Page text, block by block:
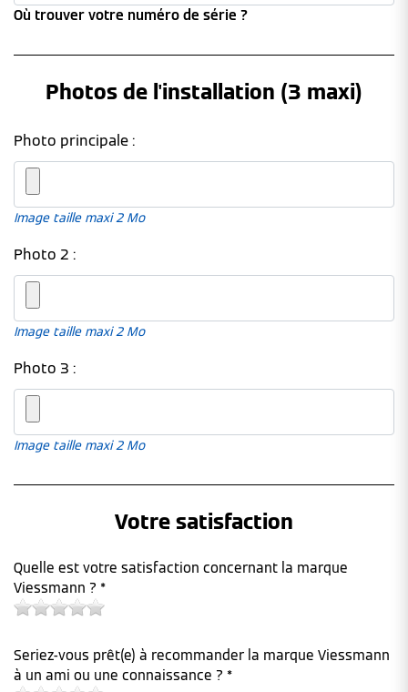
Où trouver votre numéro de série ?
Photos de l'installation (3 maxi)
Photo principale :
Image taille maxi 2 Mo
Photo 2 :
Image taille maxi 2 Mo
Photo 3 :
Image taille maxi 2 Mo
Votre satisfaction
Quelle est votre satisfaction concernant la marque
Viessmann ? *
Seriez-vous prêt(e) à recommander la marque Viessmann
à un ami ou une connaissance ? *